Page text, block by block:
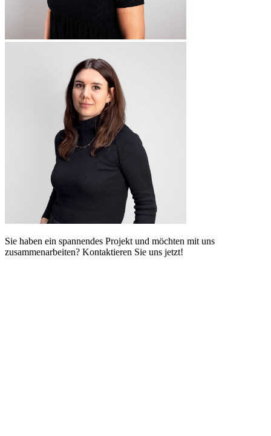
Sie haben ein spannendes Projekt und möchten mit uns
zusammenarbeiten? Kontaktieren Sie uns jetzt!